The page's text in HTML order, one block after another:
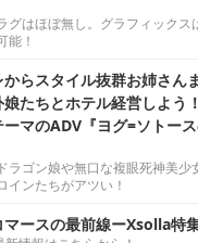
グはほぼ無し。グラフィックス
能！
からスタイル抜群お姉さん
娘たちとホテル経営しよう
ーマのADV『ヨグ=ソトー
ラゴン娘や無口な複眼死神美少
インたちがアツい！
マースの最前線ーXsolla特